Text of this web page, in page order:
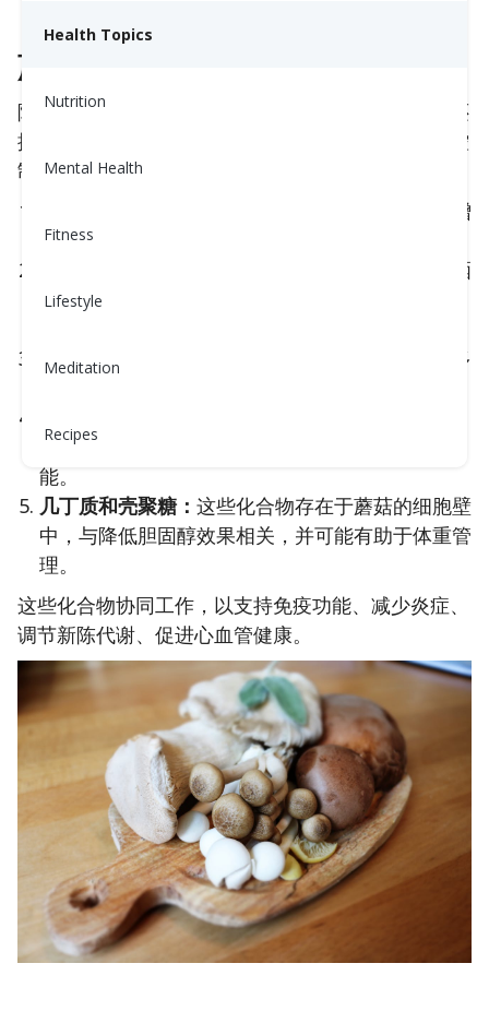
Health Topics
Nutrition
Mental Health
Fitness
Lifestyle
Meditation
Recipes
蘑菇的健康益处
除了富含维生素和矿物质，这些超级营养的小真菌还
提供强效抗衰老特性，改善免疫功能，并可能帮助控
制葡萄糖、血压和体重！
这些多糖以其免疫调节作用而闻名，增
强免疫细胞的活性，促进整体免疫功能。
蘑菇富含抗氧化剂，如麦角硫氨酸、硒
和维生素C，帮助对抗氧化压力，降低慢性疾病的
多糖：某些蘑菇中发现的化合物，如灵芝多糖和多
以转化为活性
能。
几丁质和壳聚糖： 这些化合物存在于蘑菇的细胞壁
中，与降低胆固醇效果相关，并可能有助于体重管
理。
这些化合物协同工作，以支持免疫功能、减少炎症、
调节新陈代谢、促进心血管健康。